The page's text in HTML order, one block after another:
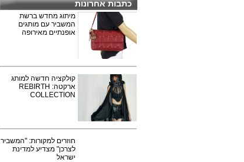
כתבות אחרונות
מיתוג מחדש ברשת
המשביר עם מותגים
אופנתיים מאירופה
קולקציה חדשה למותג
ארקטה: REBIRTH
COLLECTION
חוזרים למקורות: "המשביר
לצרכן" מצדיע למדינת
ישראל